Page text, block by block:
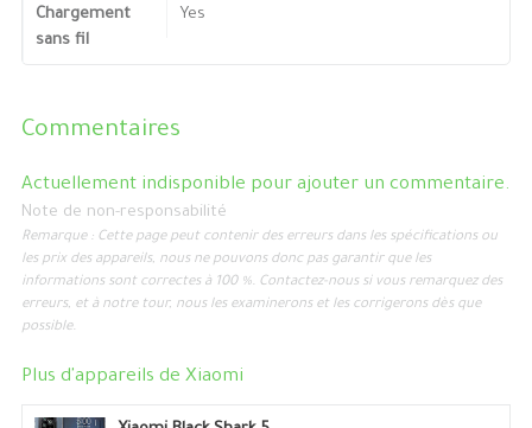
Chargement
sans fil
Yes
Commentaires
Actuellement indisponible pour ajouter un commentaire.
Note de non-responsabilité
Remarque : Cette page peut contenir des erreurs dans les spécifications ou
les prix des appareils, nous ne pouvons donc pas garantir que les
informations sont correctes à 100 %. Contactez-nous si vous remarquez des
erreurs, et à notre tour, nous les examinerons et les corrigerons dès que
possible.
Plus d'appareils de Xiaomi